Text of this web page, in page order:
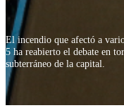
El incendio que afectó a
5 ha reabierto el debate en
subterráneo de la capital.